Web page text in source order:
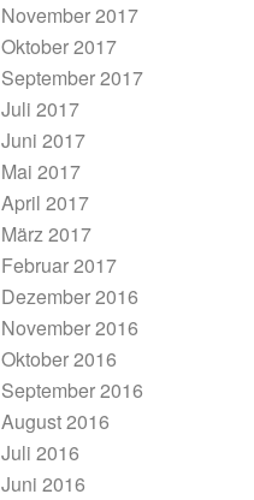
November 2017
Oktober 2017
September 2017
Juli 2017
Juni 2017
Mai 2017
April 2017
März 2017
Februar 2017
Dezember 2016
November 2016
Oktober 2016
September 2016
August 2016
Juli 2016
Juni 2016